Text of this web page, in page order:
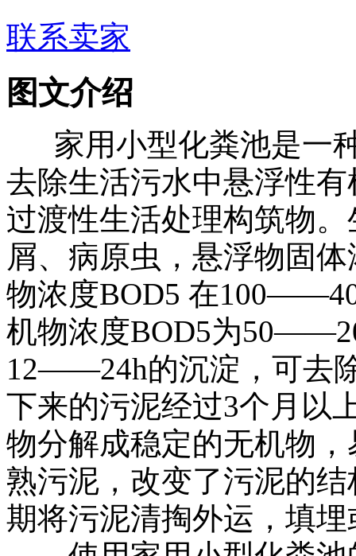
联系卖家
图文介绍
家用小型化粪池是一
去除生活污水中悬浮性
过渡性生活处理构筑物
屑、病原虫，悬浮物固
物浓度BOD5 在
机物浓度BOD5为
12——24h的沉淀，可去
下来的污泥经过3个月以
物分解成稳定的无机物
熟污泥，改变了污泥的
期将污泥清掏外运，填